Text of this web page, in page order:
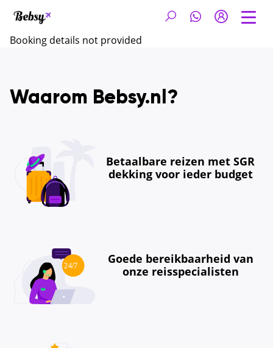
Booking details not provided
Waarom Bebsy.nl?
Betaalbare reizen met SGR
dekking voor ieder budget
Goede bereikbaarheid van
onze reisspecialisten